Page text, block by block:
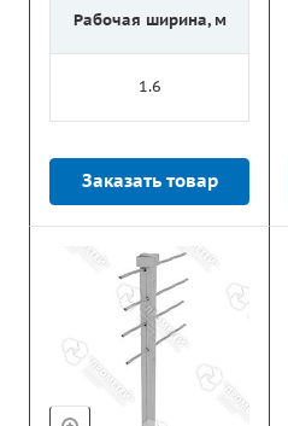
Рабочая ширина, м
1.6
Заказать товар